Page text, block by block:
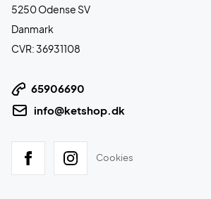
5250 Odense SV
Danmark
CVR: 36931108
65906690
info@ketshop.dk
Cookies